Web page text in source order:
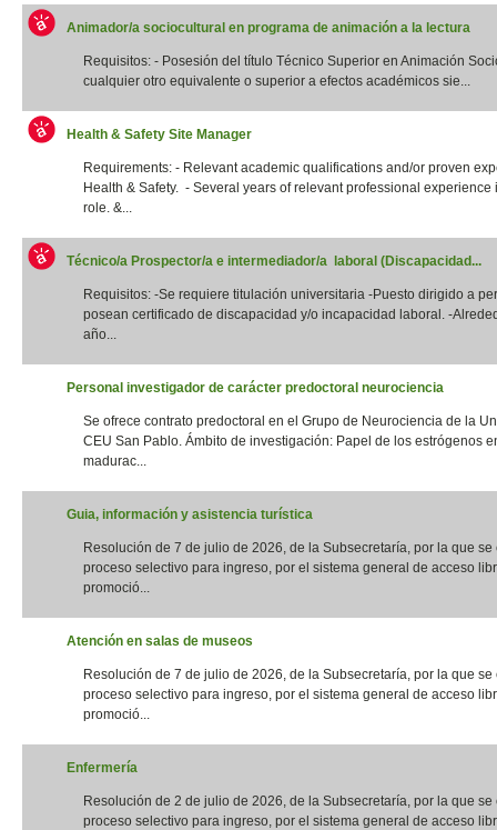
Animador/a sociocultural en programa de animación a la lectura
Requisitos: - Posesión del título Técnico Superior en Animación
cualquier otro equivalente o superior a efectos académicos sie...
Health & Safety Site Manager
Requirements: - Relevant academic qualifications and/or proven
Health & Safety. - Several years of relevant professional experience
role. &...
Técnico/a Prospector/a e intermediador/a laboral (Discapacidad...
Requisitos: -Se requiere titulación universitaria -Puesto dirigido a
posean certificado de discapacidad y/o incapacidad laboral. -
año...
Personal investigador de carácter predoctoral neurociencia
Se ofrece contrato predoctoral en el Grupo de Neurociencia de la
CEU San Pablo. Ámbito de investigación: Papel de los estrógenos
madurac...
Guia, información y asistencia turística
Resolución de 7 de julio de 2026, de la Subsecretaría, por la que se
proceso selectivo para ingreso, por el sistema general de acceso
promoció...
Atención en salas de museos
Resolución de 7 de julio de 2026, de la Subsecretaría, por la que se
proceso selectivo para ingreso, por el sistema general de acceso
promoció...
Enfermería
Resolución de 2 de julio de 2026, de la Subsecretaría, por la que se
proceso selectivo para ingreso, por el sistema general de acceso